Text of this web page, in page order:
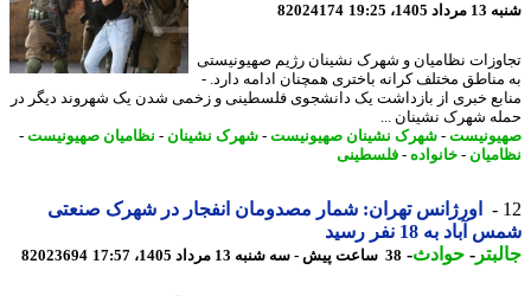
19:25
82024174
نظامیان و شهرک نشینان رژیم صهیونیستی
مختلف کرانه باختری همچنان ادامه دارد. -
خبری از بازداشت یک دانشجوی فلسطینی و زخمی شدن یک شهروند دیگر در
شهرک نشینان ...
-شهرک نشینان صهیونیست-شهرک نشینان-نظامیان صهیونیست-
-خانواده- فلسطینی
اورژانس تهران: شمار مصدومان انفجار در شهرک صنعتی
به 18 نفر رسید
-حوادث -38 ساعت پیش - سه شنبه 13 مرداد 1405، 17:57 82023694